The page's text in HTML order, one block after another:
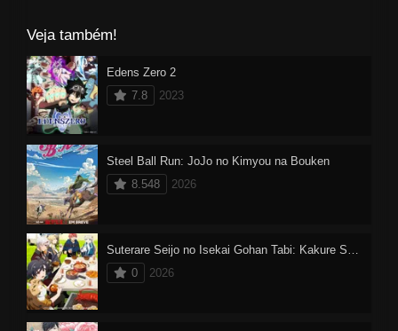
Veja também!
Edens Zero 2
7.8
2023
Steel Ball Run: JoJo no Kimyou na Bouken
8.548
2026
Suterare Seijo no Isekai Gohan Tabi: Kakure Skill de Camping Car wo Shoukan shimashita
0
2026